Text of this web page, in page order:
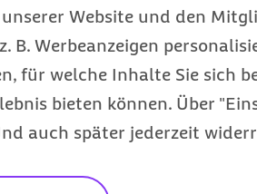
Website und den
B. Werbeanzeigen
für welche Inhalte Sie sich
bieten können. Über
auch später jederzeit